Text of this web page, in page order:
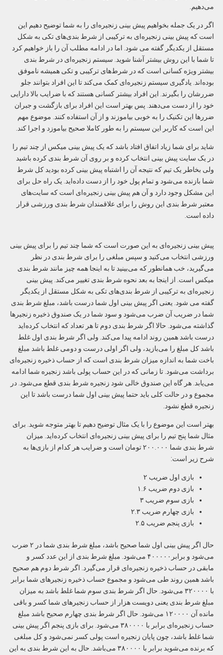
می‌دهیم.
اگر در یک جمله بخواهیم پیش بینی زنجیره‌ای را به شما توضیح دهیم این
است که پیش بینی زنجیره‌ای به ترکیبی از شرط بندی‌های تکی به شکل
مستقل از یکدیگر گفته می شود. اما در ادامه مطلب آن را باز خواهیم کرد
تا شما با این روش بیشتر آشنا شوید. سیستم زنجیره‌ای در شرط بندی
بیشتر ویژه کسانی است که در شرط‌های ترکیبی و تکی همیشه ناموفق
بوده‌اند. یادگیری سیستم زنجیره‌ای کمک می‌کند تا این افراد بتوانند جلو
ضررشان را بگیرند. این افراد بیشتر کسانی هستند که با ضرایب بالا دارایی
خود را از دست می‌دهند. پس بهتر است این افراد برای بازگشت و جبران
ضررها این تکنیک را به خوبی بیاموزند و از آن استفاده کنند. موضوع مهم
این است که کاربر این سیستم را به طور کاملا صحیح بیاموزد و اجرا کند.
شاید برای شما زیاد اتفاق افتاد باشد که یک پیش بینی میکس از چند تیم را
در یک سایت پیش بینی انتخاب کرده و بر روی آن شرط بندی کرده باشید
ولی بخاطر یک تیم که نتیجه آن را اشتباه پیش بینی کرده بودید کل شرط
شما بازنده می‌شود و تمام پول خود را از دست داده‌اید. یک راه حل برای
این مشکل وجود دارد و آن هم پیش بینی زنجیره‌ای است که سایت‌های
معتبر شرط بندی این روش را برای علاقمندان شرط بندی ورزشی قرار
داده است.
پیش بینی زنجیره‌ای به این صورت است که شما چند تیم را برای پیش بینی
ورزشی انتخاب می‌کنید و سپس مبلغی را برای شرط بندی در نظر
می‌گیرید، خب همانطور که می‌بینید تا به اینجا همه چیز مانند شرط بندی
میکس است. از اینجا به بعد نحوه شرط بندی تغییر می‌کند. پیش بینی
زنجیره‌ای به ترکیبی از شرط بندی‌های تکی به شکل مستقل از یکدیگر
گفته می شود. یعنی اگر پیش بینی اول شما درست باشد، مبلغ شرط بندی
شما در ضریب آن ضرب می‌شود و سود شما در یک صندوق ذخیره زنجیرها
گذاشته می‌شود. حالا اگر شرط بندی دوم تا هر تعداد که انتخاب کرده‌اید
درست باشد همین روند ادامه پیدا می‌کند. ولی اگر شرط بندی اول غلط
باشد کل مبلغ را می‌بازید، ولی اگر اولی درست و دومی غلط باشد مبلغ
باخت شما به اندازه میزان شرط بندی است که از حساب ذخیره زنجیره‌ای
برداشت می‌شود. تا زمانی که در این حساب پولی باشد زنجیره شما ادامه
می‌یابد. هر گاه این صندوق خالی شود زنجیره شرط بندی قطع می‌شود. در
مجموع و در حالت کلی باید حتما پیش بینی اول شما درست باشد تا این
زنجیره قطع نشود.
بهتر است این موضوع را با یک مثال توضیح دهیم تا بهتر متوجه شوید. برای
مثال شما پنج تیم را برای پیش بینی زنجیره‌ای انتخاب کرده‌اید. میزان
شرط بندی شما ۲۰۰.۰۰۰ تومان است و ضرایب هر کدام از بازی‌ها به
شرح زیر است:
بازی اول ضریب ۲
بازی دوم ضریب ۱.۶
بازی سوم ضریب ۳
بازی چهارم ضریب ۲.۳
بازی پنجم ضریب ۲.۵
حال اگر پیش بینی اول شما صحیح باشد، مبلغ شرط بندی شما در ۲ ضرب
می‌شود و برابر۴۰۰۰۰۰ می‌شود. مبلغ شرط بندی از این عدد کسر و
مابقی در حساب ذخیره زنجیره‌ای قرار می‌گیرد. اگر شرط دوم هم صحیح
باشد همین روند طی می‌شود و مجموع حساب ذخیره زنجیرهای شما برابر
با ۳۲۰۰۰۰ می‌شود. حال اگر شرط بندی سوم شما غلط باشد به میزان
مبلغ شرط بندی یعنی دویست هزار از حساب زنجیرهای شما کسر و باقی
مانده آن ۱۲۰۰۰۰ می‌شود. حال اگر شرط بندی چهارم صحیح باشد مبلغ
حساب زنجیره‌ای برابر با ۳۸۰۰۰۰ می‌شود. برای بازی پنجم اگر پیش بینی
شما غلط باشد، چون پایان زنجیره است پولی کسر نمی‌شود و کل مبلغی
که برنده می‌شوید برابر با ۳۸۰۰۰۰ می‌باشد. حال به این شرط بندی به این